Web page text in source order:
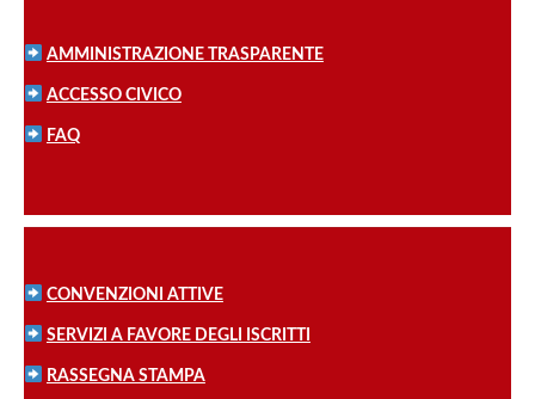
AMMINISTRAZIONE TRASPARENTE
ACCESSO CIVICO
FAQ
CONVENZIONI ATTIVE
SERVIZI A FAVORE DEGLI ISCRITTI
RASSEGNA STAMPA